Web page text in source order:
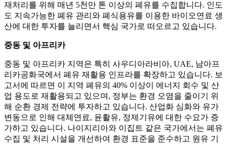
재처리를 위해 매년 5천만 톤 이상의 폐유를 수집합니다. 인도
도 지속가능한 폐유 관리와 폐식용유를 이용한 바이오연료 생
산에 대한 투자를 늘리면서 핵심 국가로 떠오르고 있습니다.
중동 및 아프리카
중동 및 아프리카 지역은 특히 사우디아라비아, UAE, 남아프
리카공화국에서 폐유 재활용 인프라를 확장하고 있습니다. 보
고서에 따르면 이 지역 폐유의 40% 이상이 에너지 회수 및 산
업 용도로 재활용되고 있으며, 정부는 환경 오염을 줄이기 위
해 순환 경제 전략에 투자하고 있습니다. 산업화 심화와 유가
변동으로 인해 대체연료, 윤활유, 정제기유에 대한 수요가 증
가하고 있습니다. 나이지리아와 이집트 같은 국가에서는 폐유
수집 및 처리 시설을 개선하여 환경 표준을 준수하고 원유 기